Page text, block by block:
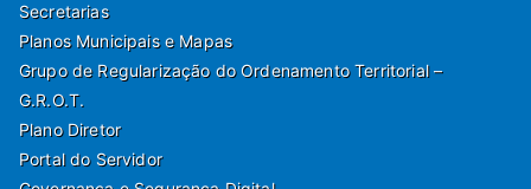
Secretarias
Planos Municipais e Mapas
Grupo de Regularização do Ordenamento Territorial –
G.R.O.T.
Plano Diretor
Portal do Servidor